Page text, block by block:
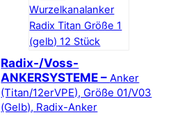
Radix-/Voss-
ANKERSYSTEME – Anker
(Titan/12erVPE), Größe 01/V03
(Gelb), Radix-Anker